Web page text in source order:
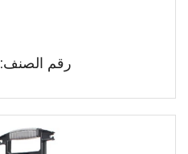
رقم الصنف: PLC011